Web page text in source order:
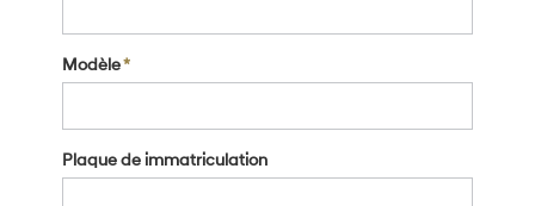
Modèle*
Plaque de immatriculation